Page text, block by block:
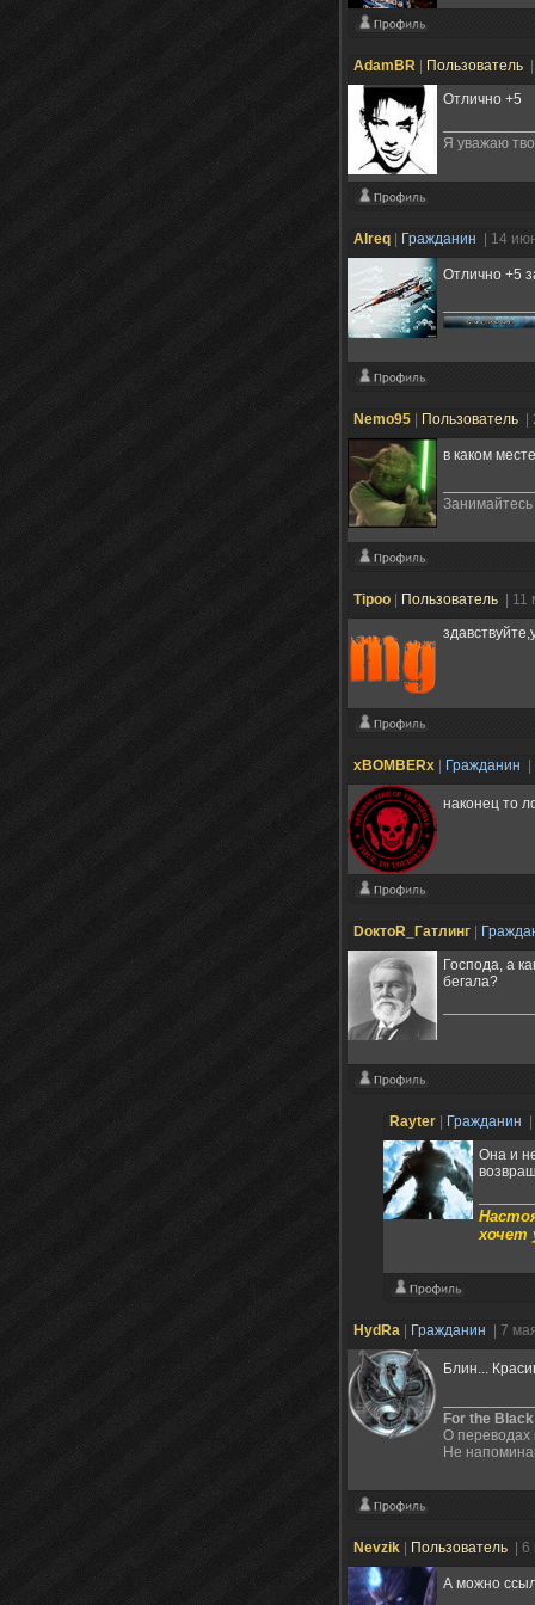
AdamBR Пользователь
Отлично +5
Я уважаю
Alreq Гражданин | 14
Отлично +5
Nemo95 Пользователь
в каком
Tipoo Пользователь
|
xBOMBERx Гражданин
наконец то
DоктоR_Гатлинг
Господа, а
бегала?
Rayter Гражданин
Она и
хочет
HydRa Гражданин | 7
Блин...
For the
О переводах
Не
Nevzik Пользователь |
А можно